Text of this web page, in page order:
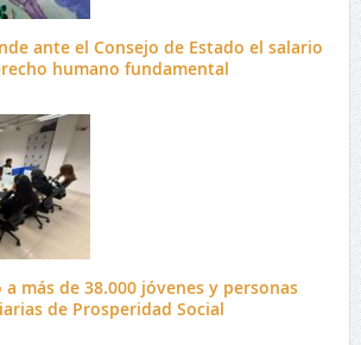
ante el Consejo de Estado el salario
humano fundamental
más de 38.000 jóvenes y personas
de Prosperidad Social